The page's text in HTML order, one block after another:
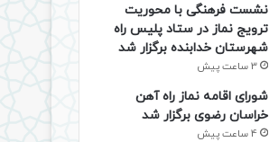
نشست فرهنگی با محوریت
ترویج نماز در ستاد پلیس راه
شهرستان خدابنده برگزار شد
3 ساعت پیش
شورای اقامه نماز راه آهن
خراسان رضوی برگزار شد
4 ساعت پیش